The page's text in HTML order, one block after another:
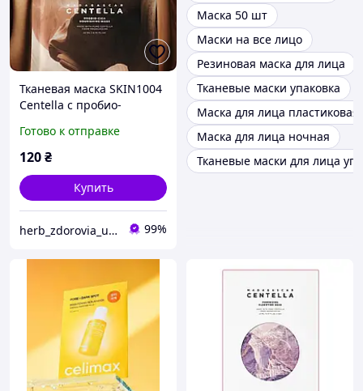
Тканевая маска SKIN1004
Centella с пробио-
Готово к отправке
120₴
Купить
herb_zdorovia_ukraine 99%
Маска 50 шт
Маски на все лицо
Резиновая маска для лица
Тканевые маски упаковка
Маска для лица пластиковая
Маска для лица ночная
Тканевые маски для лица